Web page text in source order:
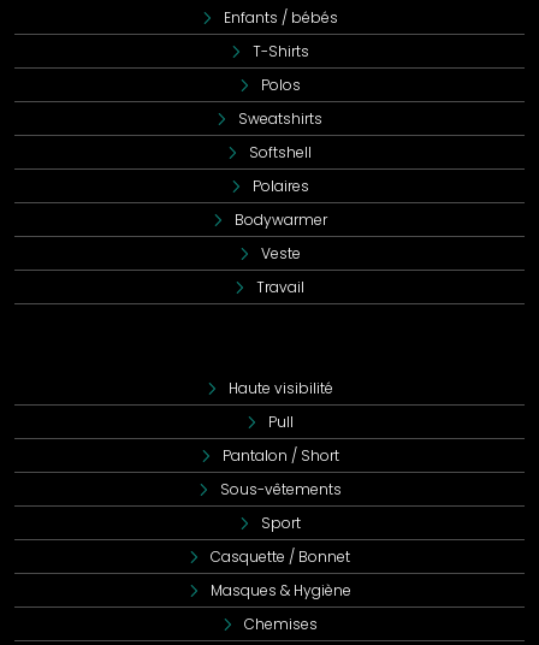
Enfants / bébés
T-Shirts
Polos
Sweatshirts
Softshell
Polaires
Bodywarmer
Veste
Travail
Haute visibilité
Pull
Pantalon / Short
Sous-vêtements
Sport
Casquette / Bonnet
Masques & Hygiène
Chemises